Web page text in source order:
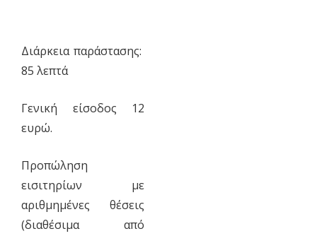
Διάρκεια παράστασης:
85 λεπτά
Γενική είσοδος 12
ευρώ.
Προπώληση
εισιτηρίων με
αριθμημένες θέσεις
(διαθέσιμα από